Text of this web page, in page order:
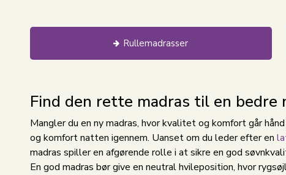
Rullemadrasser
Find den rette madras til en bedre
Mangler du en ny madras, hvor kvalitet og komfort går
og komfort natten igennem. Uanset om du leder efter en
madras spiller en afgørende rolle i at sikre en god
En god madras bør give en neutral hvileposition, hvor